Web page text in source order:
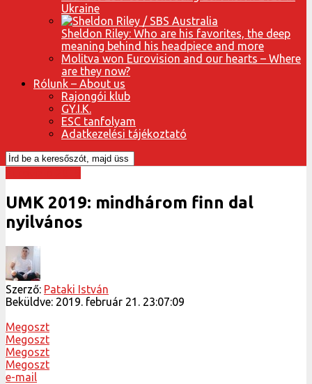
Ukraine
Sheldon Riley: Who are his favorites, the deep
meaning behind his headpiece and more
Molitva won Eurovision and our hearts – Where
are they now?
Rólunk – About us
Rajongói klub
GY.I.K.
ESC tanfolyam
Adatkezelési tájékoztató
UMK 2019: mindhárom finn dal
nyilvános
Szerző: Pataki István
Beküldve: 2019. február 21. 23:07:09
Megoszt
Megoszt
Megoszt
Megoszt
e-mail